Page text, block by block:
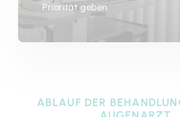
Priorität geben.
ABLAUF DER